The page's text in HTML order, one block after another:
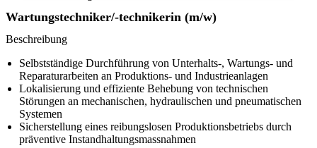
Wartungstechniker/-technikerin (m/w)
Beschreibung
Selbstständige Durchführung von Unterhalts-, Wartungs- und
Reparaturarbeiten an Produktions- und Industrieanlagen
Lokalisierung und effiziente Behebung von technischen
Störungen an mechanischen, hydraulischen und pneumatischen
Systemen
Sicherstellung eines reibungslosen Produktionsbetriebs durch
präventive Instandhaltungsmassnahmen